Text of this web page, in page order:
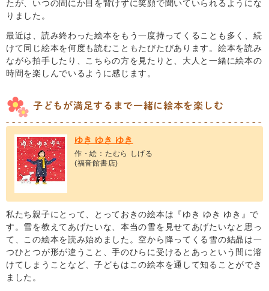
たが、いつの間にか目を背けずに笑顔で聞いていられるようにな
りました。
最近は、読み終わった絵本をもう一度持ってくることも多く、続
けて同じ絵本を何度も読むこともたびたびあります。絵本を読み
ながら拍手したり、こちらの方を見たりと、大人と一緒に絵本の
時間を楽しんでいるように感じます。
子どもが満足するまで一緒に絵本を楽しむ
ゆき ゆき ゆき
作・絵：たむら しげる
(福音館書店)
私たち親子にとって、とっておきの絵本は『ゆき ゆき ゆき』で
す。雪を教えてあげたいな、本当の雪を見せてあげたいなと思っ
て、この絵本を読み始めました。空から降ってくる雪の結晶は一
つひとつが形が違うこと、手のひらに受けるとあっという間に溶
けてしまうことなど、子どもはこの絵本を通して知ることができ
ました。